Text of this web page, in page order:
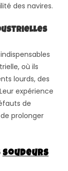
des navires.
où ils
lourds, des
expérience
de
prolonger
soudeurs